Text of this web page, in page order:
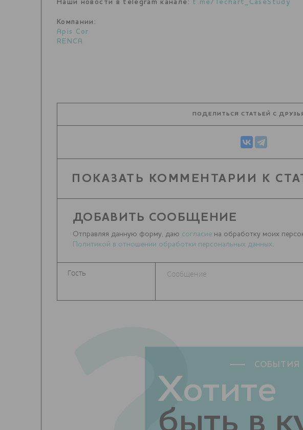
Наши новости в telegram канале: t.me/Techart_CaseStudy
Компании:
Apis Cor
RENCA
ПОДЕЛИТЬСЯ СТАТЬЕЙ С
ПОКАЗАТЬ КОММЕНТАРИИ К
ДОБАВИТЬ СООБЩЕНИЕ
Отправляя данную форму, даю согласие на обработку моих
Политикой в отношении обработки персональных данных.
Хотите
быть в
СОБЫТИЯ